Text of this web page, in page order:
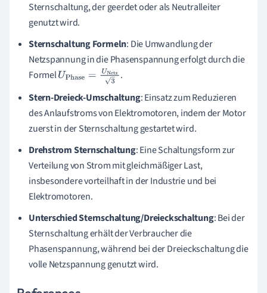
Sternschaltung, der geerdet oder als Neutralleiter
genutzt wird.
Sternschaltung Formeln: Die Umwandlung der
Netzspannung in die Phasenspannung erfolgt durch die
FormelUPhase =U Netz
3
.
Stern-Dreieck-Umschaltung: Einsatz zum Reduzieren
des Anlaufstroms von Elektromotoren, indem der Motor
zuerst in der Sternschaltung gestartet wird.
Drehstrom Sternschaltung: Eine Schaltungsform zur
Verteilung von Strom mit gleichmäßiger Last,
insbesondere vorteilhaft in der Industrie und bei
Elektromotoren.
Unterschied Sternschaltung/Dreieckschaltung: Bei der
Sternschaltung erhält der Verbraucher die
Phasenspannung, während bei der Dreieckschaltung die
volle Netzspannung genutzt wird.